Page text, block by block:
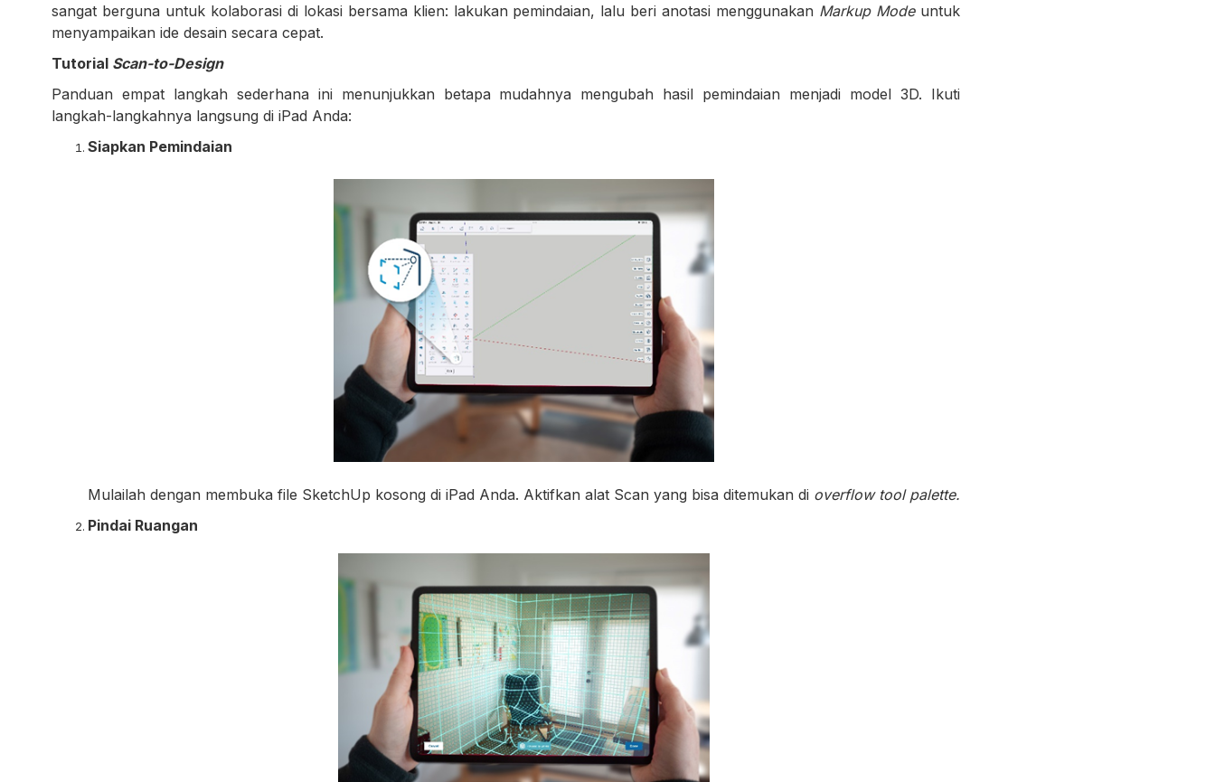
sangat berguna untuk kolaborasi di lokasi bersama klien: lakukan pemindaian, lalu beri anotasi menggunakan Markup Modeuntuk
menyampaikan ide desain secara cepat.
Tutorial Scan-to-Design
Panduan empat langkah sederhana ini menunjukkan betapa mudahnya mengubah hasil pemindaian menjadi model 3D. Ikuti
langkah-langkahnya langsung di iPad Anda:
Siapkan Pemindaian
Mulailah dengan membuka file SketchUp kosong di iPad Anda. Aktifkan alat Scan yang bisa ditemukan di overflow tool palette.
Pindai Ruangan